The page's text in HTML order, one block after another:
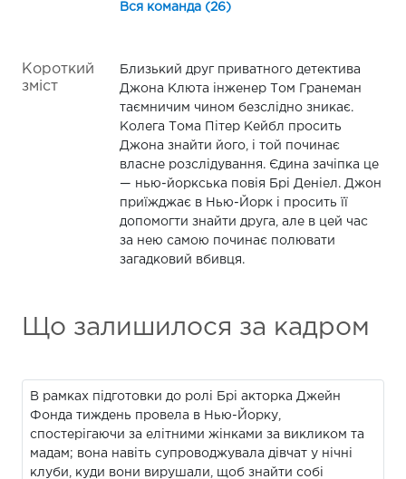
Вся команда (26)
Короткий
зміст
Близький друг приватного детектива
Джона Клюта інженер Том Гранеман
таємничим чином безслідно зникає.
Колега Тома Пітер Кейбл просить
Джона знайти його, і той починає
власне розслідування. Єдина зачіпка це
— нью-йоркська повія Брі Деніел. Джон
приїжджає в Нью-Йорк і просить її
допомогти знайти друга, але в цей час
за нею самою починає полювати
загадковий вбивця.
Що залишилося за кадром
В рамках підготовки до ролі Брі акторка Джейн
Фонда тиждень провела в Нью-Йорку,
спостерігаючи за елітними жінками за викликом та
мадам; вона навіть супроводжувала дівчат у нічні
клуби, куди вони вирушали, щоб знайти собі